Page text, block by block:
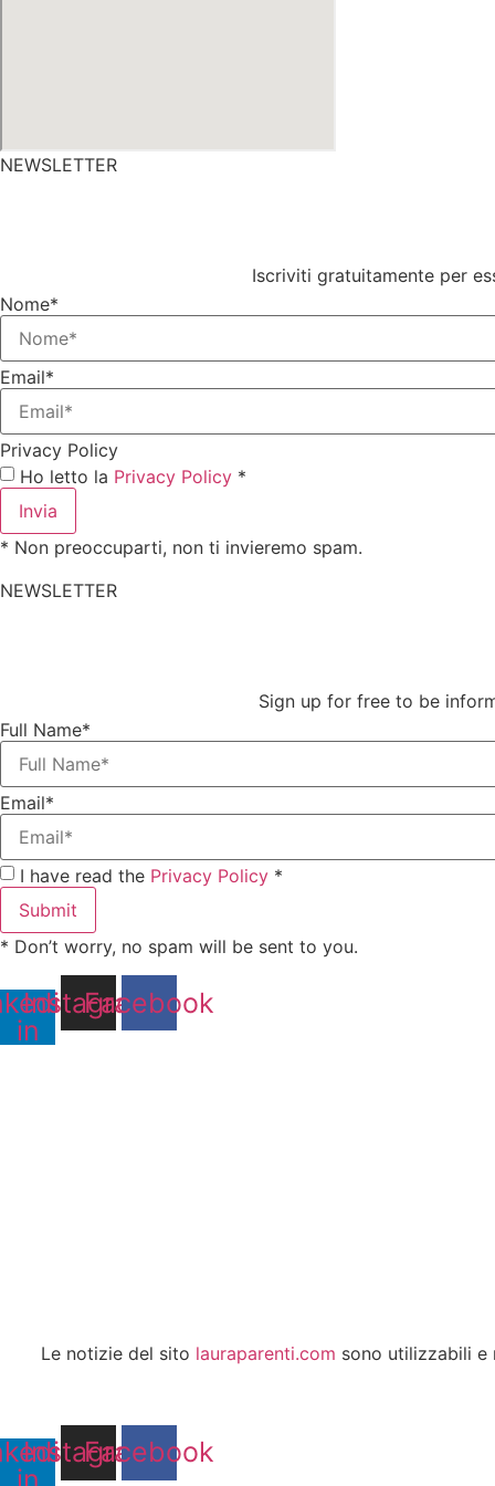
NEWSLETTER
Iscriviti gratuitamente per
Nome*
Email*
Privacy Policy
Ho letto la Privacy Policy *
Invia
* Non preoccuparti, non ti invieremo spam.
NEWSLETTER
Sign up for free to be
Full Name*
Email*
I have read the Privacy Policy *
Submit
* Don’t worry, no spam will be sent to you.
in
Instagram
Facebook
Le notizie del sito lauraparenti.com sono utilizzabili e
Instagram
Facebook